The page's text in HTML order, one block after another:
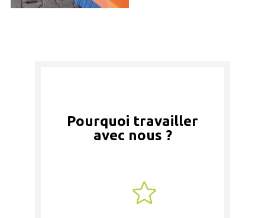
Pourquoi travailler
avec nous ?